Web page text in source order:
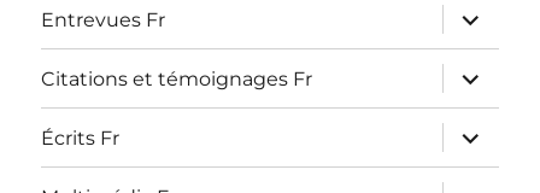
Entrevues Fr
ouvrir
le
sous-
menu
Citations et témoignages Fr
ouvrir
le
sous-
menu
Écrits Fr
ouvrir
le
sous-